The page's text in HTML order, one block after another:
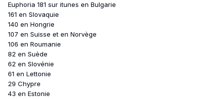
Euphoria 181 sur itunes en Bulgarie
161 en Slovaquie
140 en Hongrie
107 en Suisse et en Norvège
106 en Roumanie
82 en Suède
62 en Slovénie
61 en Lettonie
29 Chypre
43 en Estonie